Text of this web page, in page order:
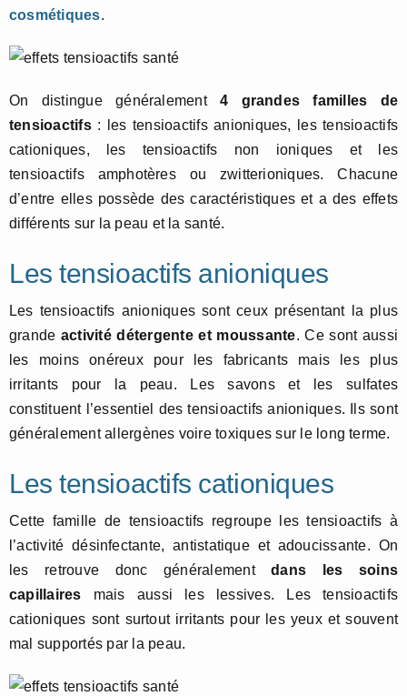
cosmétiques.
On distingue généralement4 grandes familles de
tensioactifs : les tensioactifs anioniques, les tensioactifs
cationiques, les tensioactifs non ioniques et les
tensioactifs amphotères ou zwitterioniques. Chacune
d’entre elles possède des caractéristiques et a des effets
différents sur la peau et la santé.
Les tensioactifs anioniques
Les tensioactifs anioniques sont ceux présentant la plus
grande activité détergente et moussante. Ce sont aussi
les moins onéreux pour les fabricants mais les plus
irritants pour la peau. Les savons et les sulfates
constituent l’essentiel des tensioactifs anioniques. Ils sont
généralement allergènes voire toxiques sur le long terme.
Les tensioactifs cationiques
Cette famille de tensioactifs regroupe les tensioactifs à
l’activité désinfectante, antistatique et adoucissante. On
les retrouve donc généralementdans les soins
capillaires mais aussi les lessives. Les tensioactifs
cationiques sont surtout irritants pour les yeux et souvent
mal supportés par la peau.